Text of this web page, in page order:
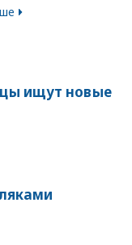
ищут новые